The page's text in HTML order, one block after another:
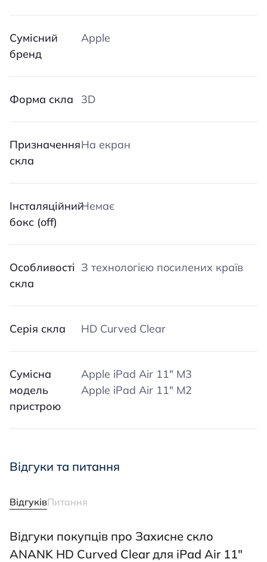
Сумісний
бренд
Apple
Форма скла 3D
Призначення
скла
На екран
Iнсталяційний
бокс (off)
Немає
Особливості
скла
З технологією посилених країв
Серія скла HD Curved Clear
Сумісна
модель
пристрою
Apple iPad Air 11″ M3
Apple iPad Air 11″ M2
Відгуки та питання
ВідгуківПитання
Відгуки покупців про Захисне скло
ANANK HD Curved Clear для iPad Air 11"